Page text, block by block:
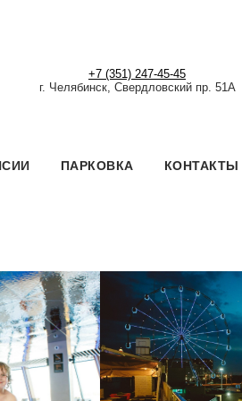
+7 (351) 247-45-45
г. Челябинск, Свердловский пр. 51А
ПАРКОВКА КОНТАКТЫ